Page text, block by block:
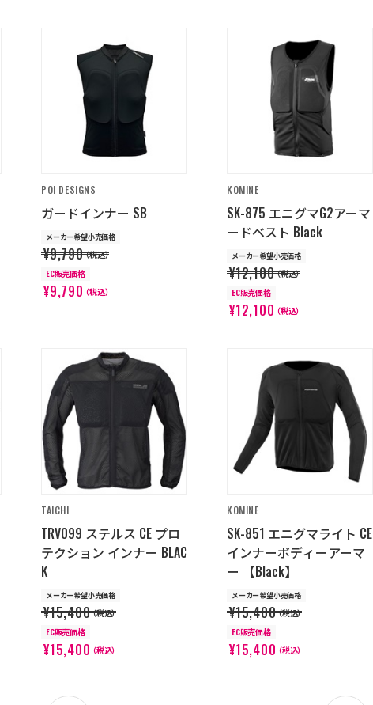
POI DESIGNS
ガードインナー SB
メーカー希望小売価格
¥9,790（税込）
EC販売価格
¥9,790（税込）
KOMINE
SK-875 エニグマG2アーマ
ードベスト Black
メーカー希望小売価格
¥12,100（税込）
EC販売価格
¥12,100（税込）
TAICHI
TRV099 ステルス CE プロ
テクション インナー BLAC
K
メーカー希望小売価格
¥15,400（税込）
EC販売価格
¥15,400（税込）
KOMINE
SK-851 エニグマライト CE
インナーボディーアーマ
ー 【Black】
メーカー希望小売価格
¥15,400（税込）
EC販売価格
¥15,400（税込）